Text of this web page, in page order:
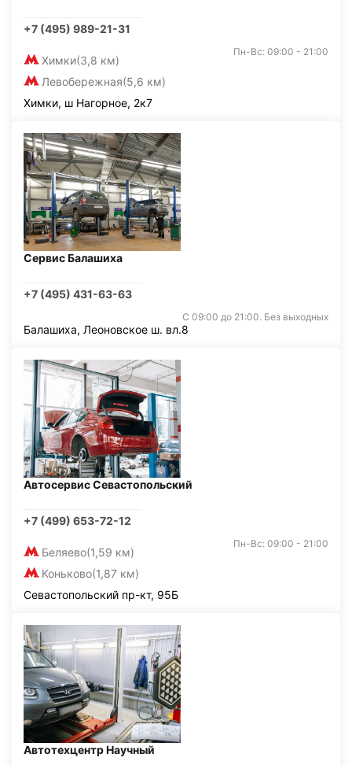
+7 (495) 989-21-31
Химки(3,8 км)
Левобережная(5,6 км)
Пн-Вс: 09:00 - 21:00
Химки, ш Нагорное, 2к7
Сервис Балашиха
+7 (495) 431-63-63
С 09:00 до 21:00. Без выходных
Балашиха, Леоновское ш. вл.8
Автосервис Севастопольский
+7 (499) 653-72-12
Беляево(1,59 км)
Коньково(1,87 км)
Пн-Вс: 09:00 - 21:00
Севастопольский пр-кт, 95Б
Автотехцентр Научный